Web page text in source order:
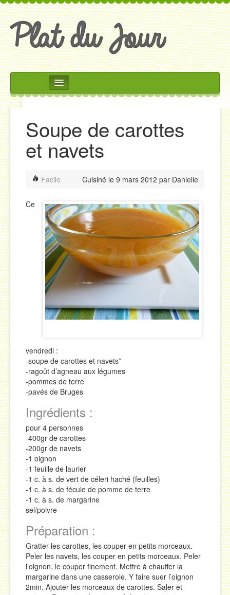
Rechercher
Accueil
Accompagnements
Entrées
Plats
Salades
Sauces
Soupes & Potages
Trucs & Astuces
Soupe de carottes
et navets
Facile Cuisiné le 9 mars 2012 par Danielle
Ce
vendredi :
-soupe de carottes et navets*
-ragoût d’agneau aux légumes
-pommes de terre
-pavés de Bruges
Ingrédients :
pour 4 personnes
-400gr de carottes
-200gr de navets
-1 oignon
-1 feuille de laurier
-1 c. à s. de vert de céleri haché (feuilles)
-1 c. à s. de fécule de pomme de terre
-1 c. à s. de margarine
sel/poivre
Préparation :
Gratter les carottes, les couper en petits morceaux.
Peler les navets, les couper en petits morceaux. Peler
l’oignon, le couper finement. Mettre à chauffer la
margarine dans une casserole. Y faire suer l’oignon
2min. Ajouter les morceaux de carottes. Saler et